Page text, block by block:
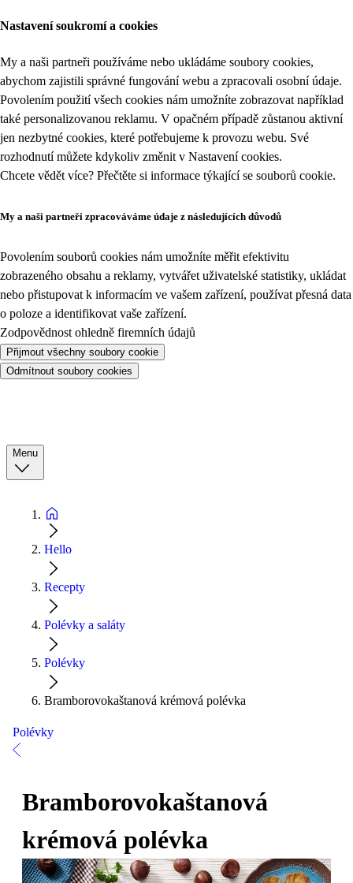
Nastavení soukromí a cookies
My a naši partneři používáme nebo ukládáme soubory cookies,
abychom zajistili správné fungování webu a zpracovali osobní údaje.
Povolením použití všech cookies nám umožníte zobrazovat například
také personalizovanou reklamu. V opačném případě zůstanou aktivní
jen nezbytné cookies, které potřebujeme k provozu webu. Své
rozhodnutí můžete kdykoliv změnit v Nastavení cookies.
Chcete vědět více? Přečtěte si informace týkající se souborů cookie.
My a naši partneři zpracováváme údaje z následujících důvodů
Povolením souborů cookies nám umožníte měřit efektivitu
zobrazeného obsahu a reklamy, vytvářet uživatelské statistiky, ukládat
nebo přistupovat k informacím ve vašem zařízení, používat přesná data
o poloze a identifikovat vaše zařízení.
Zodpovědnost ohledně firemních údajů
Přijmout všechny soubory cookie
Odmítnout soubory cookies
Menu
Hello
Recepty
Polévky a saláty
Polévky
Bramborovokaštanová krémová polévka
Polévky
Bramborovokaštanová
krémová polévka